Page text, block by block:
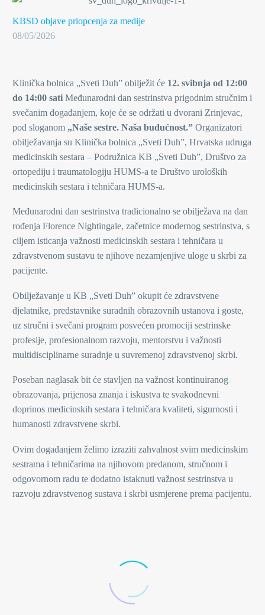
KBSD objave priopcenja za medije
08/05/2026
Klinička bolnica „Sveti Duh” obilježit će 12. svibnja od 12:00
do 14:00 sati Međunarodni dan sestrinstva prigodnim stručnim i
svečanim događanjem, koje će se održati u dvorani Zrinjevac,
pod sloganom „Naše sestre. Naša budućnost.” Organizatori
obilježavanja su Klinička bolnica „Sveti Duh”, Hrvatska udruga
medicinskih sestara – Podružnica KB „Sveti Duh”, Društvo za
ortopediju i traumatologiju HUMS-a te Društvo uroloških
medicinskih sestara i tehničara HUMS-a.
Međunarodni dan sestrinstva tradicionalno se obilježava na dan
rođenja Florence Nightingale, začetnice modernog sestrinstva, s
ciljem isticanja važnosti medicinskih sestara i tehničara u
zdravstvenom sustavu te njihove nezamjenjive uloge u skrbi za
pacijente.
Obilježavanje u KB „Sveti Duh” okupit će zdravstvene
djelatnike, predstavnike suradnih obrazovnih ustanova i goste,
uz stručni i svečani program posvećen promociji sestrinske
profesije, profesionalnom razvoju, mentorstvu i važnosti
multidisciplinarne suradnje u suvremenoj zdravstvenoj skrbi.
Poseban naglasak bit će stavljen na važnost kontinuiranog
obrazovanja, prijenosa znanja i iskustva te svakodnevni
doprinos medicinskih sestara i tehničara kvaliteti, sigurnosti i
humanosti zdravstvene skrbi.
Ovim događanjem želimo izraziti zahvalnost svim medicinskim
sestrama i tehničarima na njihovom predanom, stručnom i
odgovornom radu te dodatno istaknuti važnost sestrinstva u
razvoju zdravstvenog sustava i skrbi usmjerene prema pacijentu.